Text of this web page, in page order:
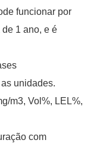
funcionar por
1 ano, e é
unidades.
m3, Vol%, LEL%,
com